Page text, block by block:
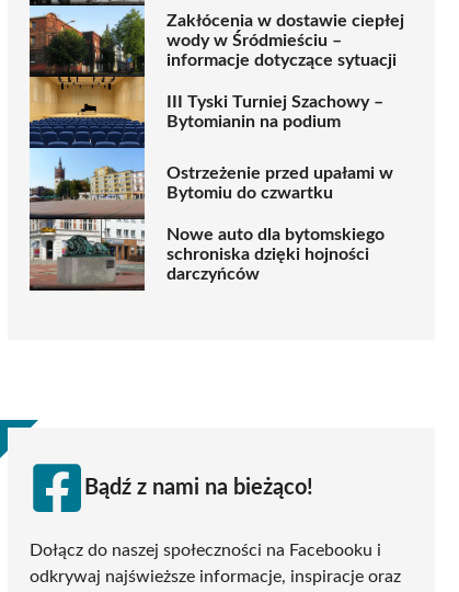
Zakłócenia w dostawie ciepłej
wody w Śródmieściu –
informacje dotyczące sytuacji
III Tyski Turniej Szachowy –
Bytomianin na podium
Ostrzeżenie przed upałami w
Bytomiu do czwartku
Nowe auto dla bytomskiego
schroniska dzięki hojności
darczyńców
Bądź z nami na bieżąco!
Dołącz do naszej społeczności na Facebooku i
odkrywaj najświeższe informacje, inspiracje oraz